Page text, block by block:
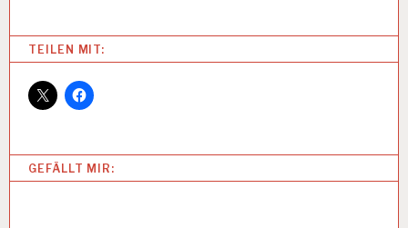
Categories:
1
2
-
U
N
TEILEN MIT:
GEFÄLLT MIR: